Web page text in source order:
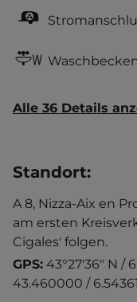
Alle 36 Details
Standort:
A 8, Nizza-Aix en
am ersten
Cigales' folgen.
GPS: 43°27'36" N /
43.460000 /